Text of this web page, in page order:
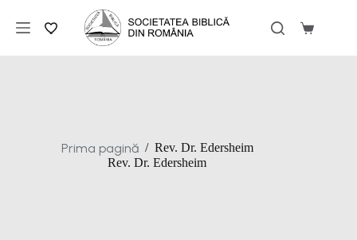
conținut
Coș
Prima pagină / Rev. Dr. Edersheim
Rev. Dr. Edersheim